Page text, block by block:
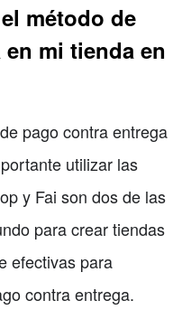
método de
mi tienda en
pago contra entrega
utilizar las
y Fai son dos de las
para crear tiendas
efectivas para
contra entrega.